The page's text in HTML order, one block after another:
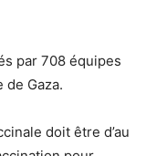
par 708 équipes
de Gaza.
doit être d’au